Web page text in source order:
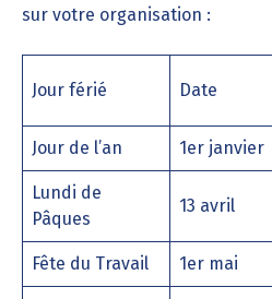
sur votre organisation :
Jour férié Date
Jour de l’an 1er janvier
Lundi de
Pâques
13 avril
Fête du Travail 1er mai